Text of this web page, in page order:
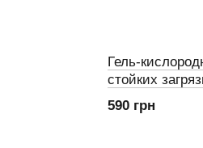
Гель-
стойких
яркость", 900
590 грн